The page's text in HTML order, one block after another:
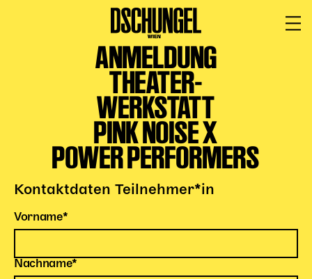
PROGRAMM
Vorstellungen
Wild & Schön Festival
Gastspiele
Available for Touring
ANMELDUNG
THEATER-
WERKSTATT
PINK NOISE X
POWER PERFORMERS
Kontaktdaten Teilnehmer*in
Pflichtfeld
Vorname*
Pflichtfeld
Nachname*